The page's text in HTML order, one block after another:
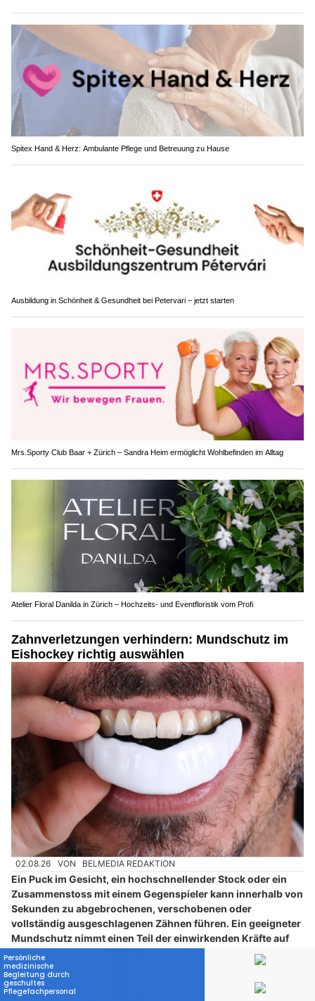
Spitex Hand & Herz: Ambulante Pflege und Betreuung zu Hause
Ausbildung in Schönheit & Gesundheit bei Petervari – jetzt starten
Mrs.Sporty Club Baar + Zürich – Sandra Heim ermöglicht Wohlbefinden im Alltag
Atelier Floral Danilda in Zürich – Hochzeits- und Eventfloristik vom Profi
Zahnverletzungen verhindern: Mundschutz im
Eishockey richtig auswählen
02.08.26 VON BELMEDIA REDAKTION
Ein Puck im Gesicht, ein hochschnellender Stock oder ein
Zusammenstoss mit einem Gegenspieler kann innerhalb von
Sekunden zu abgebrochenen, verschobenen oder
vollständig ausgeschlagenen Zähnen führen. Ein geeigneter
Mundschutz nimmt einen Teil der einwirkenden Kräfte auf
und verteilt sie über eine grössere Fläche.
Voraussetzung ist eine präzise Passform. Ein zu lockeres
Modell stört beim Atmen und Sprechen, verrutscht im